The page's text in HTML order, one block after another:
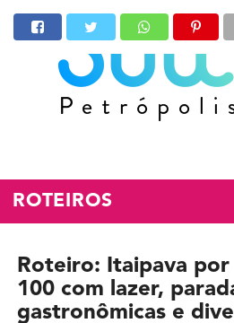
ROTEIROS
Roteiro: Itaipava por
100 com lazer,
gastronômicas e